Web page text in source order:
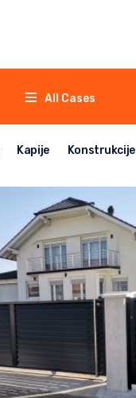
All Cases
Kapije Konstrukcije